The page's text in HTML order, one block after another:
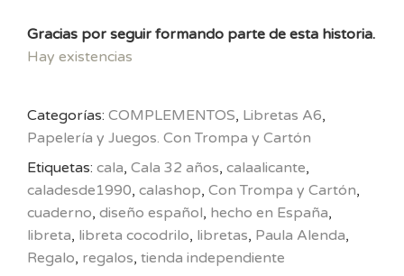
Gracias por seguir formando parte de esta historia.
Hay existencias
Categorías: COMPLEMENTOS, Libretas A6,
Papelería y Juegos. Con Trompa y Cartón
Etiquetas: cala, Cala 32 años, calaalicante,
caladesde1990, calashop, Con Trompa y Cartón,
cuaderno, diseño español, hecho en España,
libreta, libreta cocodrilo, libretas, Paula Alenda,
Regalo, regalos, tienda independiente